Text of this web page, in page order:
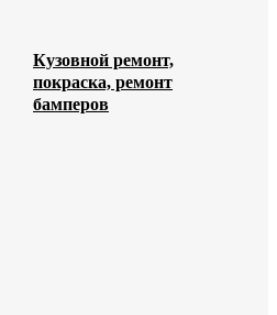
Кузовной ремонт,
покраска, ремонт
бамперов